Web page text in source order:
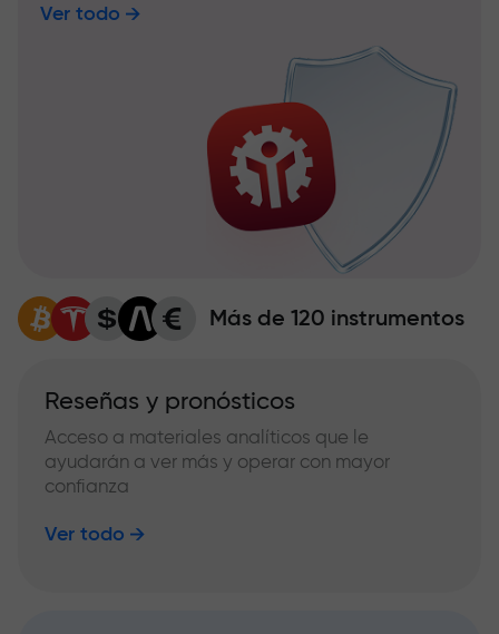
Ver todo
Más de 120 instrumentos
Reseñas y pronósticos
Acceso a materiales analíticos que le
ayudarán a ver más y operar con mayor
confianza
Ver todo